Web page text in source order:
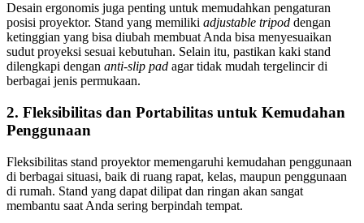
Desain ergonomis juga penting untuk memudahkan pengaturan
posisi proyektor. Stand yang memiliki adjustable tripod dengan
ketinggian yang bisa diubah membuat Anda bisa menyesuaikan
sudut proyeksi sesuai kebutuhan. Selain itu, pastikan kaki stand
dilengkapi dengan anti-slip pad agar tidak mudah tergelincir di
berbagai jenis permukaan.
2. Fleksibilitas dan Portabilitas untuk Kemudahan
Penggunaan
Fleksibilitas stand proyektor memengaruhi kemudahan penggunaan
di berbagai situasi, baik di ruang rapat, kelas, maupun penggunaan
di rumah. Stand yang dapat dilipat dan ringan akan sangat
membantu saat Anda sering berpindah tempat.